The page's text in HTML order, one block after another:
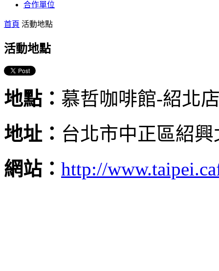
合作單位
首頁 活動地點
活動地點
地點： 慕哲咖啡館-紹北
地址： 台北市中正區紹
網站： http://